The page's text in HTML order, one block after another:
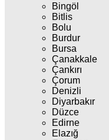
Bingöl
Bitlis
Bolu
Burdur
Bursa
Çanakkale
Çankırı
Çorum
Denizli
Diyarbakır
Düzce
Edirne
Elazığ